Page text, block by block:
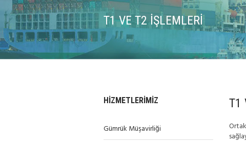
T1 VE T2 İŞLEMLERI
T1
HIZMETLERIMIZ
Gümrük Müşavirliği